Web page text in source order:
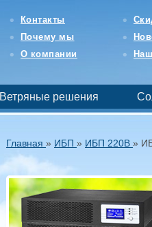
Контакты
Почему мы
О компании
Ветряные решения
Главная » ИБП » ИБП 220В »